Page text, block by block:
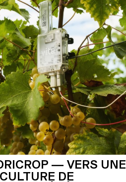
— VERS UNE
DE